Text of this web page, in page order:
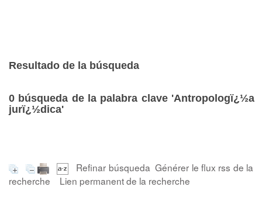
Resultado de la búsqueda
0 búsqueda de la palabra clave 'Antropologï¿½a
jurï¿½dica'
Refinar búsqueda Générer le flux rss de la
recherche
Lien permanent de la recherche